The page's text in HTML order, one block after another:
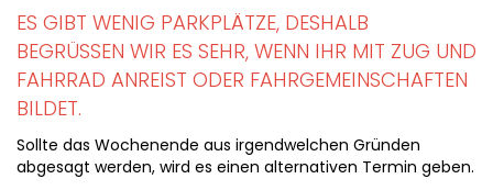
ES GIBT WENIG PARKPLÄTZE, DESHALB
BEGRÜSSEN WIR ES SEHR, WENN IHR MIT ZUG UND F
AHRRAD ANREIST ODER FAHRGEMEINSCHAFTEN B
ILDET.
Sollte das Wochenende aus irgendwelchen Gründen
abgesagt werden, wird es einen alternativen Termin geben.